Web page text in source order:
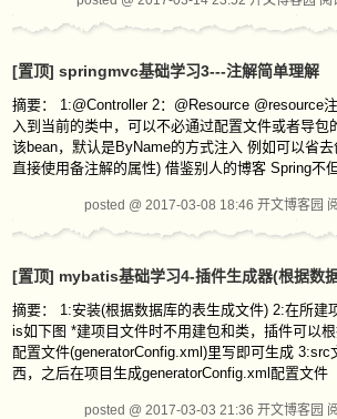
[置顶] springmvc基础学习3---注解简单理解
摘要： 1:@Controller 2：@Resource @resource
入到当前的类中，可以不必通过配置文件或者导包
该bean，默认是ByName的方式注入 例如可以省
直接使用备注解的属性) 借鉴别人的博客 Spring不
posted @ 2017-03-08 18:46 开文博客园
[置顶] mybatis基础学习4-插件生成器(根据数
摘要： 1:安装(根据数据库的表生成文件) 2:在所建
is如下图 *建项目文件时不用建包和类，插件可以
配置文件(generatorConfig.xml)里写即可生成 3:src
西，之后在项目生成generatorConfig.xml配置文件
posted @ 2017-03-03 21:36 开文博客园